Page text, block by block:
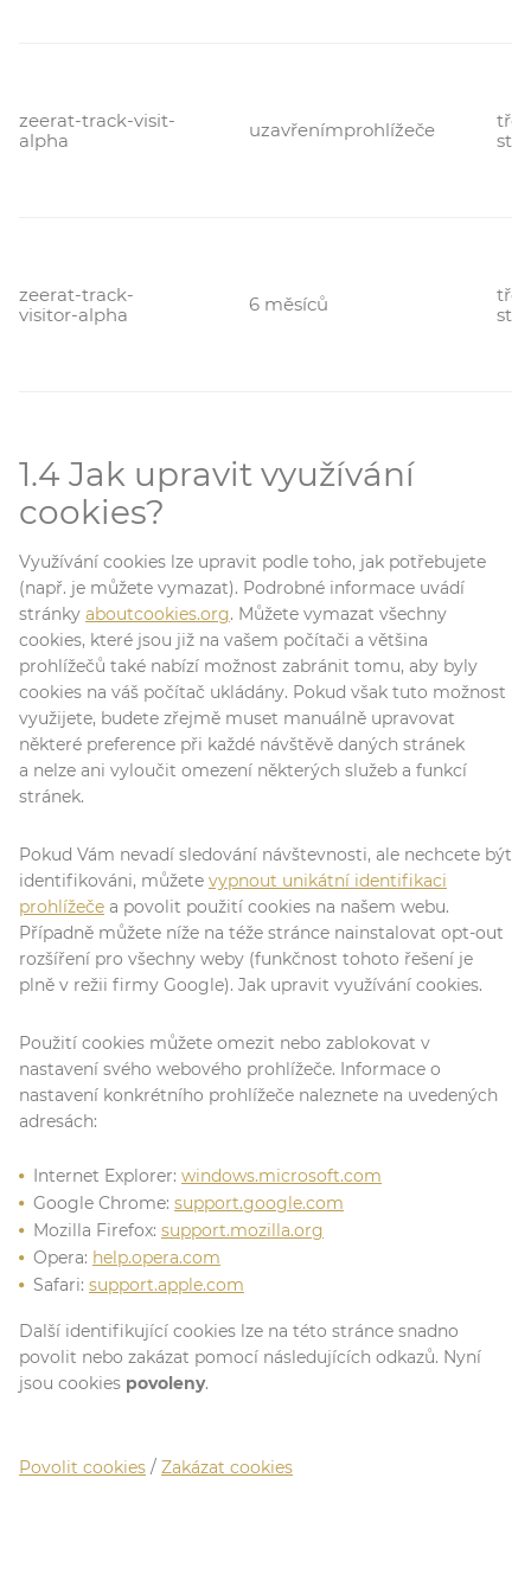
zeerat-track-visit-
alpha
uzavřenímprohlížeče
zeerat-track-
visitor-alpha
6 měsíců
1.4 Jak upravit využívání
cookies?
Využívání cookies lze upravit podle toho, jak potřebujete
(např. je můžete vymazat). Podrobné informace uvádí
stránky aboutcookies.org. Můžete vymazat všechny
cookies, které jsou již na vašem počítači a většina
prohlížečů také nabízí možnost zabránit tomu, aby byly
cookies na váš počítač ukládány. Pokud však tuto možnost
využijete, budete zřejmě muset manuálně upravovat
některé preference při každé návštěvě daných stránek
a nelze ani vyloučit omezení některých služeb a funkcí
stránek.
Pokud Vám nevadí sledování návštevnosti, ale nechcete být
identifikováni, můžete vypnout unikátní identifikaci
prohlížeče a povolit použití cookies na našem webu.
Případně můžete níže na téže stránce nainstalovat opt-out
rozšíření pro všechny weby (funkčnost tohoto řešení je
plně v režii firmy Google). Jak upravit využívání cookies.
Použití cookies můžete omezit nebo zablokovat v
nastavení svého webového prohlížeče. Informace o
nastavení konkrétního prohlížeče naleznete na uvedených
adresách:
Internet Explorer: windows.microsoft.com
Google Chrome: support.google.com
Mozilla Firefox: support.mozilla.org
Opera: help.opera.com
Safari: support.apple.com
Další identifikující cookies lze na této stránce snadno
povolit nebo zakázat pomocí následujících odkazů. Nyní
jsou cookies povoleny.
Povolit cookies / Zakázat cookies